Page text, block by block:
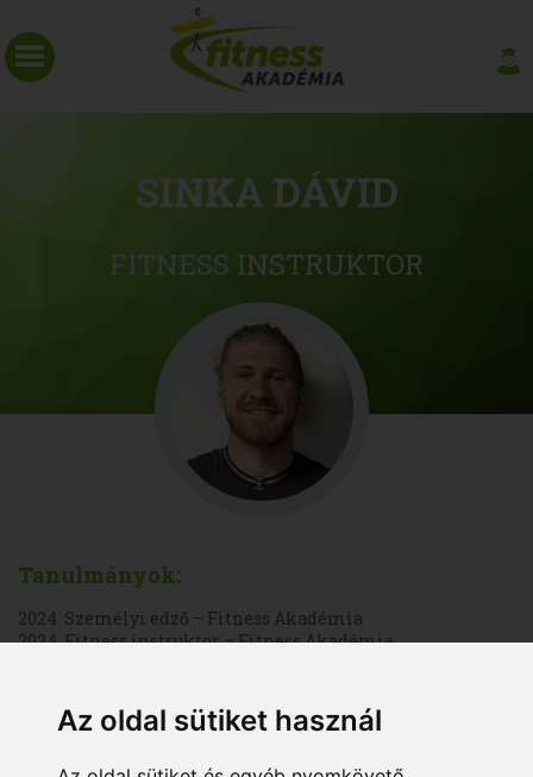
Az oldal sütiket használ
SINKA DÁVID
FITNESS INSTRUKTOR
Tanulmányok:
2024 Személyi edző – Fitness Akadémia
2024 Fitness instruktor – Fitness Akadémia
Szakmai pályafutás:
2025 - Személyi edző – Magload edzőterem